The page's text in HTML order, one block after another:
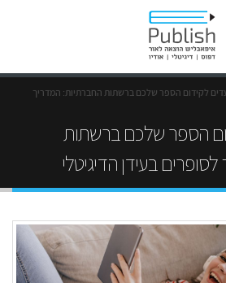
לקידום הספר שלכם ברשתות החברתיות: המדריך
הספר שלכם ברשתות
בעידן הדיגיטלי